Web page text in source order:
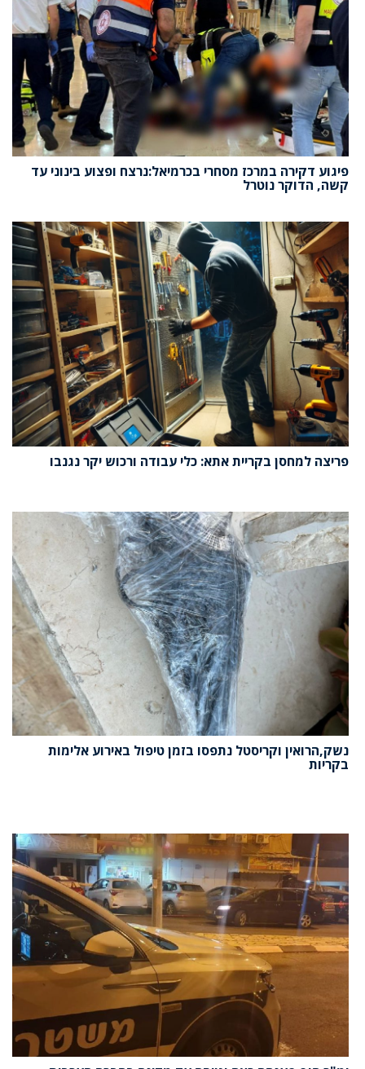
פיגוע דקירה במרכז מסחרי בכרמיאל:נרצח ופצוע בינוני עד
קשה, הדוקר נוטרל
פריצה למחסן בקריית אתא: כלי עבודה ורכוש יקר נגנבו
נשק,הרואין וקריסטל נתפסו בזמן טיפול באירוע אלימות
בקריות